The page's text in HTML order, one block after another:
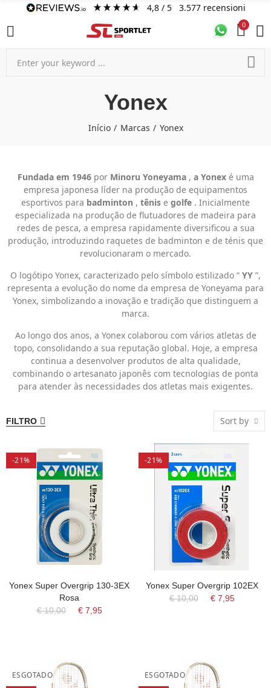
4,8/ 5 3.577 recensioni
0
Yonex
Início Marcas Yonex
Fundada em 1946por Minoru Yoneyama, a Yonexé uma
empresa japonesa líder na produção de equipamentos
esportivos para badminton , tênis e golfe . Inicialmente
especializada na produção de flutuadores de madeira para
redes de pesca, a empresa rapidamente diversificou a sua
produção, introduzindo raquetes de badminton e de ténis que
revolucionaram o mercado.
O logótipo Yonex, caracterizado pelo símbolo estilizado “ YY ”,
representa a evolução do nome da empresa de Yoneyama para
Yonex, simbolizando a inovação e tradição que distinguem a
marca.
Ao longo dos anos, a Yonex colaborou com vários atletas de
topo, consolidando a sua reputação global. Hoje, a empresa
continua a desenvolver produtos de alta qualidade,
combinando o artesanato japonês com tecnologias de ponta
para atender às necessidades dos atletas mais exigentes.
FILTRO Sort by
-21%
Yonex Super Overgrip 130-3EX
Rosa
€ 10,00
€ 7,95
-21%
Yonex Super Overgrip 102EX
€ 10,00
€ 7,95
ESGOTADO
ESGOTADO